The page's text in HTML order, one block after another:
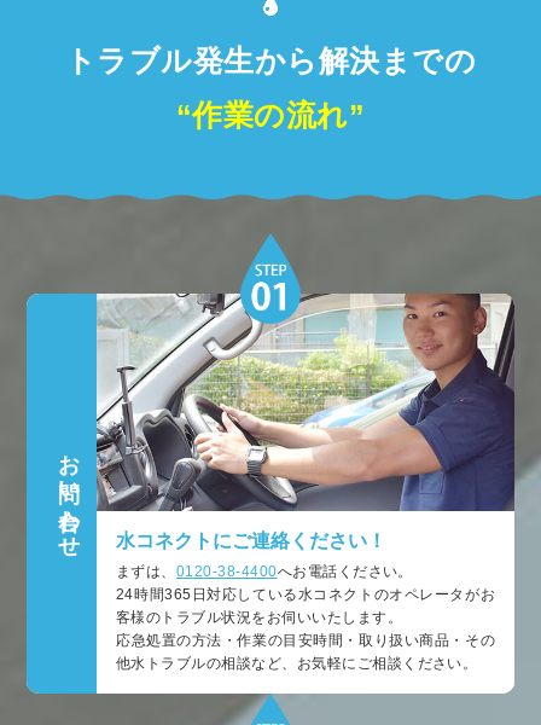
トラブル発生から解決までの
“作業の流れ”
お問い合わせ 水コネクトにご連絡ください！
まずは、 0120-38-4400へお電話ください。
24時間365日対応している水コネクトのオペレータがお
客様のトラブル状況をお伺いいたします。
応急処置の方法・作業の目安時間・取り扱い商品・その
他水トラブルの相談など、お気軽にご相談ください。